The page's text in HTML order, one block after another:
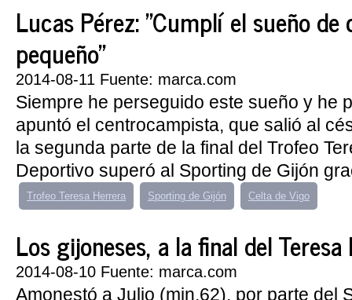
Lucas Pérez: "Cumplí el sueño
pequeño"
2014-08-11 Fuente: marca.com
Siempre he perseguido este sueño y he
apuntó el centrocampista, que salió al
la segunda parte de la final del Trofeo
Deportivo superó al Sporting de Gijón
Trofeo Teresa Herrera Sporting de Gijón Celta de Vigo
Los gijoneses, a la final del
2014-08-10 Fuente: marca.com
Amonestó a Julio (min.62), por parte del